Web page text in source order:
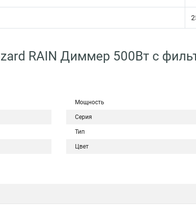
RAIN Диммер 500Вт с
Мощность
Серия
Тип
Цвет